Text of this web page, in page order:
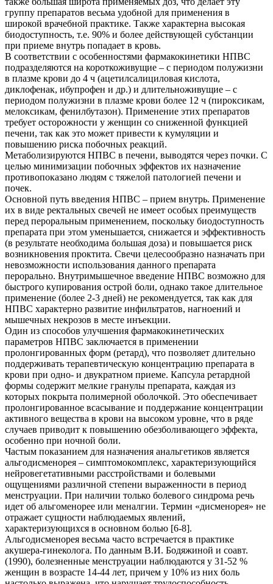
группу препаратов весьма удобной для применения в
широкой врачебной практике. Также характерна высокая
биодоступность, т.е. 90% и более действующей субстанции
при приеме внутрь попадает в кровь.
В соответствии с особенностями фармакокинетики НПВС
подразделяются на короткоживущие – с периодом полужизни
в плазме крови до 4 ч (ацетилсалициловая кислота,
диклофенак, ибупрофен и др.) и длительноживущие – с
периодом полужизни в плазме крови более 12 ч (пироксикам,
мелоксикам, фенилбутазон). Применение этих препаратов
требует осторожности у женщин со сниженной функцией
печени, так как это может привести к кумуляции и
повышению риска побочных реакций.
Метаболизируются НПВС в печени, выводятся через почки. С
целью минимизации побочных эффектов их назначение
противопоказано людям с тяжелой патологией печени и
почек.
Основной путь введения НПВС – прием внутрь. Применение
их в виде ректальных свечей не имеет особых преимуществ
перед пероральным применением, поскольку биодоступность
препарата при этом уменьшается, снижается и эффективность
(в результате необходима большая доза) и повышается риск
возникновения проктита. Свечи целесообразно назначать при
невозможности использования данного препарата
перорально. Внутримышечное введение НПВС возможно для
быстрого купирования острой боли, однако такое длительное
применение (более 2-3 дней) не рекомендуется, так как для
НПВС характерно развитие инфильтратов, нагноений и
мышечных некрозов в месте инъекции.
Один из способов улучшения фармакокинетических
параметров НПВС заключается в применении
пролонгированных форм (ретард), что позволяет длительно
поддерживать терапевтическую концентрацию препарата в
крови при одно- и двукратном приеме. Капсула ретардной
формы содержит мелкие гранулы препарата, каждая из
которых покрыта полимерной оболочкой. Это обеспечивает
пролонгированное всасывание и поддержание концентрации
активного вещества в крови на высоком уровне, что в ряде
случаев приводит к повышению обезболивающего эффекта,
особенно при ночной боли.
Частым показанием для назначения анальгетиков является
альгодисменорея – симптомокомплекс, характеризующийся
нейровегетативными расстройствами и болевыми
ощущениями различной степени выраженности в период
менструации. При наличии только болевого синдрома речь
идет об альгоменорее или меналгии. Термин «дисменорея» не
отражает сущности наблюдаемых явлений,
характеризующихся в основном болью [6-8].
Альгодисменорея весьма часто встречается в практике
акушера-гинеколога. По данным В.И. Бодяжиной и соавт.
(1990), болезненные менструации наблюдаются у 31-52 %
женщин в возрасте 14-44 лет, причем у 10% из них боль